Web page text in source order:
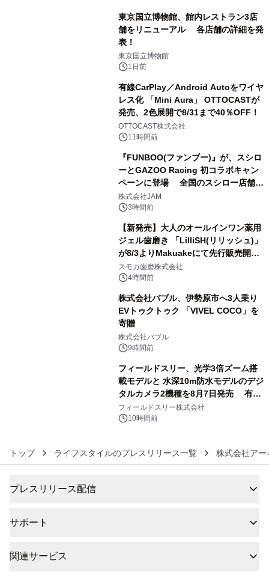
東京国立博物館、館内レストラン3店
舗をリニューアル 各店舗の詳細を発
表！
東京国立博物館
1日前
有線CarPlay／Android Autoをワイヤ
レス化 「Mini Aura」 OTTOCASTが
発売、2色展開で8/31まで40％OFF！
OTTOCAST株式会社
11時間前
『FUNBOO(ファンブー)』が、スシロ
ーとGAZOO Racing 初コラボキャン
ペーンに登場 全国のスシロー店舗で
GR 4車種の FUNBOO(ミニカー)付き
メニューが展開されます
株式会社JAM
3時間前
【新発売】大人のオールインワン薬用
ジェル歯磨き 「LilliSH(リリッシュ)」
が8/3よりMakuakeにて先行販売開
始！
スモカ歯磨株式会社
4時間前
株式会社バブル、伊勢原市へ3人乗り
EVトゥクトゥク 「VIVEL COCO」を
寄贈
株式会社バブル
9時間前
フィールドスリー、光学3倍ズーム搭
載モデルと 水深10m防水モデルのデジ
タルカメラ2機種を8月7日発売 有効
約1300万画素、用途別に選べるコンデ
ジ新登場
フィールドスリー株式会社
10時間前
トップ ライフスタイルのプレスリリース一覧 株式会社アー
プレスリリース配信
サポート
関連サービス